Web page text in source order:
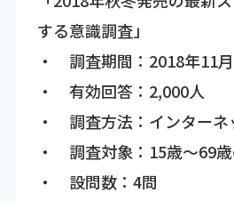
する意識調査」
・ 調査期間：2018年11
・ 有効回答：2,000人
・ 調査方法：インターネ
・ 調査対象：15歳～69
・ 設問数：4問